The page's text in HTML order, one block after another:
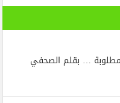
… بقلم الصحفي